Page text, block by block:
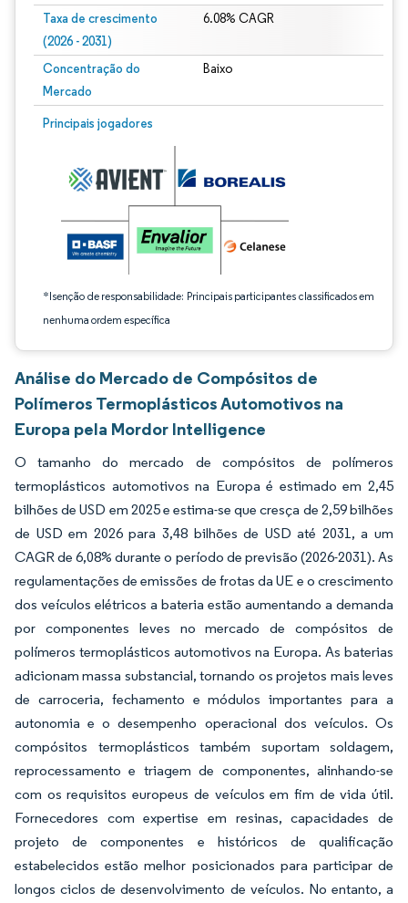
Taxa de crescimento
(2026 - 2031)
6.08% CAGR
Concentração do
Mercado
Baixo
Principais jogadores
*Isenção de responsabilidade: Principais participantes classificados em
nenhuma ordem específica
Imagem © Mordor Intelligence. O reuso requer atribuição conforme CC BY 4.0.
Análise do Mercado de Compósitos de
Polímeros Termoplásticos Automotivos na
Europa pela Mordor Intelligence
O tamanho do mercado de compósitos de polímeros
termoplásticos automotivos na Europa é estimado em 2,45
bilhões de USD em 2025 e estima-se que cresça de 2,59 bilhões
de USD em 2026 para 3,48 bilhões de USD até 2031, a um
CAGR de 6,08% durante o período de previsão (2026-2031). As
regulamentações de emissões de frotas da UE e o crescimento
dos veículos elétricos a bateria estão aumentando a demanda
por componentes leves no mercado de compósitos de
polímeros termoplásticos automotivos na Europa. As baterias
adicionam massa substancial, tornando os projetos mais leves
de carroceria, fechamento e módulos importantes para a
autonomia e o desempenho operacional dos veículos. Os
compósitos termoplásticos também suportam soldagem,
reprocessamento e triagem de componentes, alinhando-se
com os requisitos europeus de veículos em fim de vida útil.
Fornecedores com expertise em resinas, capacidades de
projeto de componentes e históricos de qualificação
estabelecidos estão melhor posicionados para participar de
longos ciclos de desenvolvimento de veículos. No entanto, a